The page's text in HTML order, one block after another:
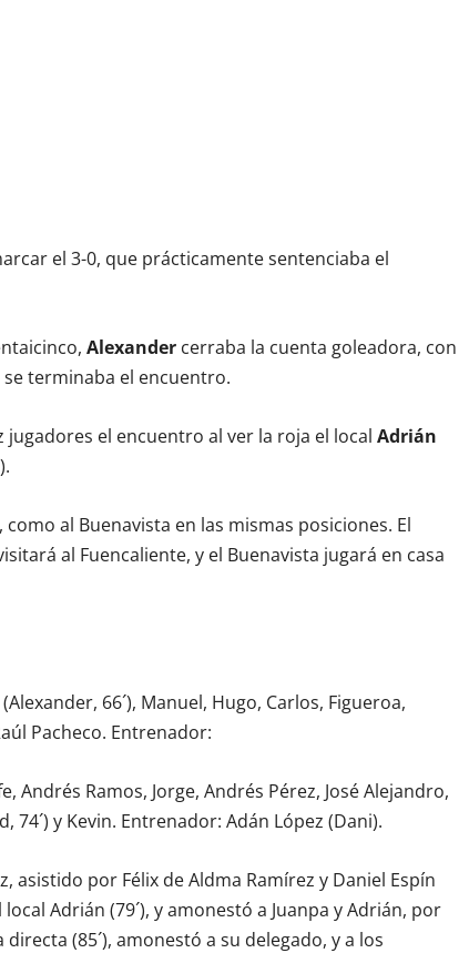
el 3-0, que prácticamente sentenciaba el
Alexander cerraba la cuenta goleadora, con
terminaba el encuentro.
el encuentro al ver la roja el local Adrián
al Buenavista en las mismas posiciones. El
al Fuencaliente, y el Buenavista jugará en casa
66´), Manuel, Hugo, Carlos, Figueroa,
Pacheco. Entrenador:
Andrés Ramos, Jorge, Andrés Pérez, José Alejandro,
74´) y Kevin. Entrenador: Adán López (Dani).
asistido por Félix de Aldma Ramírez y Daniel Espín
Adrián (79´), y amonestó a Juanpa y Adrián, por
(85´), amonestó a su delegado, y a los